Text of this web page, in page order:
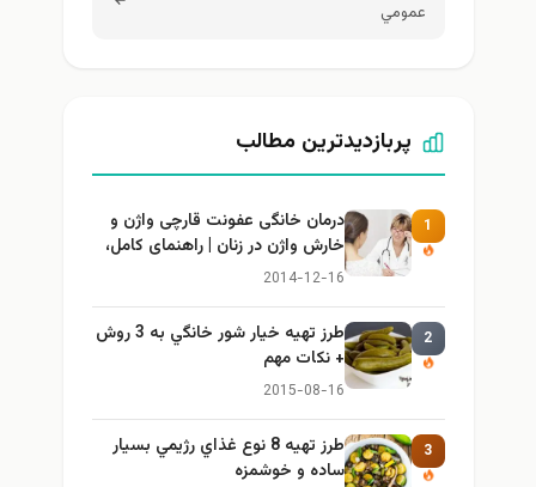
عمومي
پربازدیدترین مطالب
1
درمان خانگی عفونت قارچی واژن و
خارش واژن در زنان | راهنمای کامل،
ایمن و کاربردی
2014-12-16
2
طرز تهيه خیار شور خانگي به 3 روش
+ نكات مهم
2015-08-16
3
طرز تهيه 8 نوع غذاي رژيمي بسيار
ساده و خوشمزه